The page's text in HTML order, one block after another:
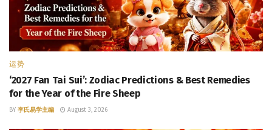
运势
‘2027 Fan Tai Sui’: Zodiac Predictions & Best Remedies
for the Year of the Fire Sheep
BY 李氏易学主编 August 3, 2026